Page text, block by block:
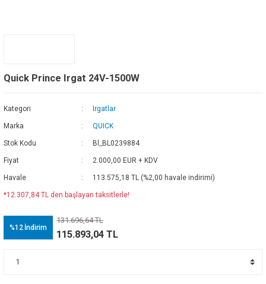
Quick Prince Irgat 24V-1500W
Kategori Irgatlar
Marka QUICK
Stok Kodu Bl_BL0239884
Fiyat 2.000,00 EUR + KDV
Havale 113.575,18 TL (%2,00 havale indirimi)
*12.307,84 TL den başlayan taksitlerle!
%12 İndirim
131.696,64 TL
115.893,04 TL